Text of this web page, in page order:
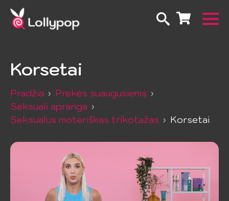
Korsetai
Pradžia
Prekės suaugusiems
Seksuali apranga
Seksualus moteriškas trikotažas
Korsetai